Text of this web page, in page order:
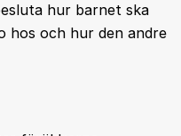
hur barnet ska
hos och hur den andre